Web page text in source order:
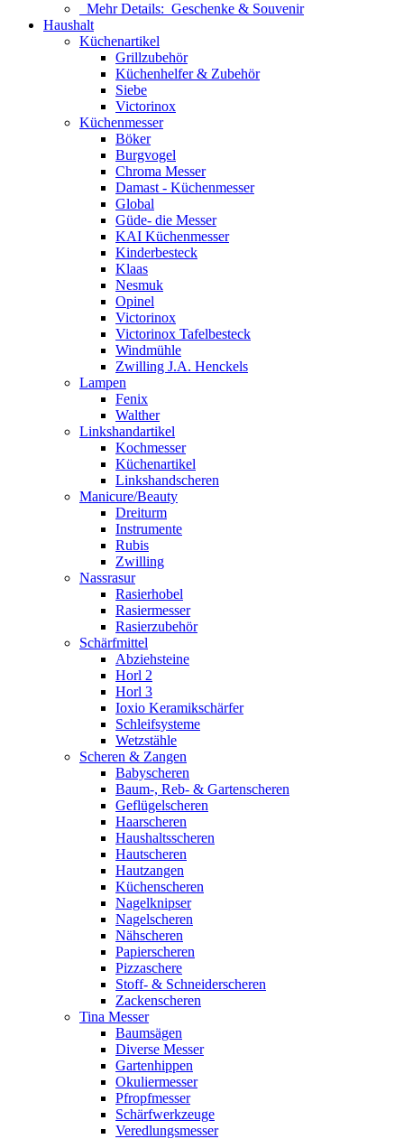
Mehr Details: Geschenke & Souvenir
Haushalt
Küchenartikel
Grillzubehör
Küchenhelfer & Zubehör
Siebe
Victorinox
Küchenmesser
Böker
Burgvogel
Chroma Messer
Damast - Küchenmesser
Global
Güde- die Messer
KAI Küchenmesser
Kinderbesteck
Klaas
Nesmuk
Opinel
Victorinox
Victorinox Tafelbesteck
Windmühle
Zwilling J.A. Henckels
Lampen
Fenix
Walther
Linkshandartikel
Kochmesser
Küchenartikel
Linkshandscheren
Manicure/Beauty
Dreiturm
Instrumente
Rubis
Zwilling
Nassrasur
Rasierhobel
Rasiermesser
Rasierzubehör
Schärfmittel
Abziehsteine
Horl 2
Horl 3
Ioxio Keramikschärfer
Schleifsysteme
Wetzstähle
Scheren & Zangen
Babyscheren
Baum-, Reb- & Gartenscheren
Geflügelscheren
Haarscheren
Haushaltsscheren
Hautscheren
Hautzangen
Küchenscheren
Nagelknipser
Nagelscheren
Nähscheren
Papierscheren
Pizzaschere
Stoff- & Schneiderscheren
Zackenscheren
Tina Messer
Baumsägen
Diverse Messer
Gartenhippen
Okuliermesser
Pfropfmesser
Schärfwerkzeuge
Veredlungsmesser